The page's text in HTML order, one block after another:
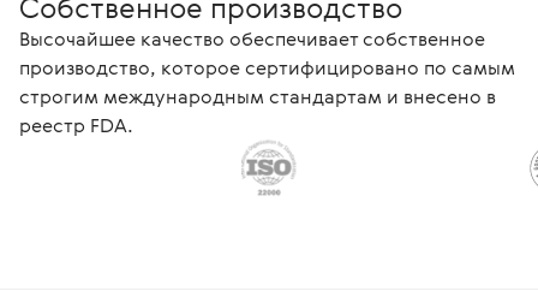
Высочайшее качество обеспечивает собственное
производство, которое сертифицировано по самым
строгим международным стандартам и внесено в
реестр FDA.